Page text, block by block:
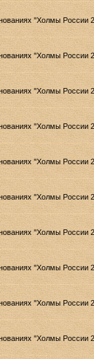
"Холмы России
"Холмы России
"Холмы России
"Холмы России
"Холмы России
"Холмы России
"Холмы России
"Холмы России
"Холмы России
"Холмы России